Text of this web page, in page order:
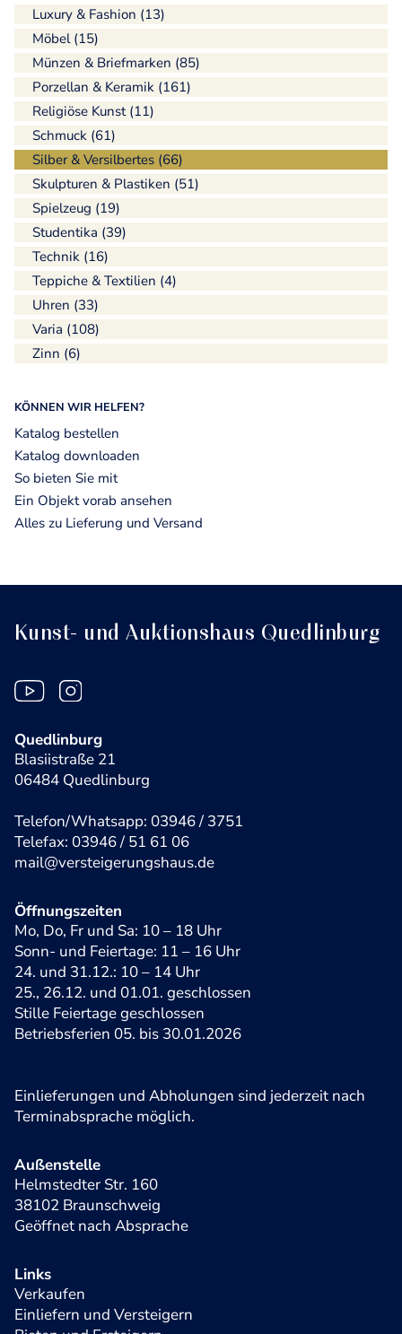
Luxury & Fashion (13)
Möbel (15)
Münzen & Briefmarken (85)
Porzellan & Keramik (161)
Religiöse Kunst (11)
Schmuck (61)
Silber & Versilbertes (66)
Skulpturen & Plastiken (51)
Spielzeug (19)
Studentika (39)
Technik (16)
Teppiche & Textilien (4)
Uhren (33)
Varia (108)
Zinn (6)
KÖNNEN WIR HELFEN?
Katalog bestellen
Katalog downloaden
So bieten Sie mit
Ein Objekt vorab ansehen
Alles zu Lieferung und Versand
Kunst- und Auktionshaus Quedlinburg
Quedlinburg
Blasiistraße 21
06484 Quedlinburg
Telefon/Whatsapp: 03946 / 3751
Telefax: 03946 / 51 61 06
mail@versteigerungshaus.de
Öffnungszeiten
Mo, Do, Fr und Sa: 10 – 18 Uhr
Sonn- und Feiertage: 11 – 16 Uhr
24. und 31.12.: 10 – 14 Uhr
25., 26.12. und 01.01. geschlossen
Stille Feiertage geschlossen
Betriebsferien 05. bis 30.01.2026
Einlieferungen und Abholungen sind jederzeit nach
Terminabsprache möglich.
Außenstelle
Helmstedter Str. 160
38102 Braunschweig
Geöffnet nach Absprache
Links
Verkaufen
Einliefern und Versteigern